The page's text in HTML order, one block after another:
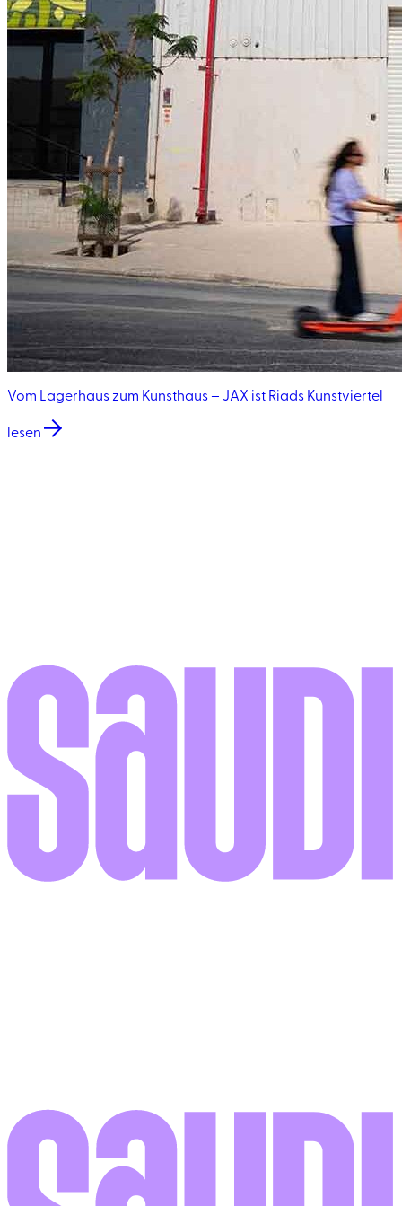
Vom Lagerhaus zum Kunsthaus – JAX ist Riads Kunstviertel
lesen